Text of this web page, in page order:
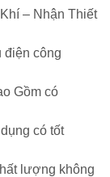
– Nhận Thiết
điện công
Gồm có
có tốt
lượng không